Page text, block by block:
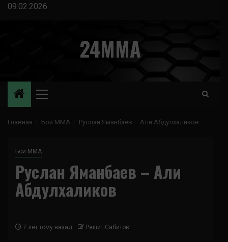
Перейти
09.02.2026
24MMA
Основное
Главная Бои ММА Руслан Яманбаев – Али Абдулхаликов
Бои ММА
Руслан Яманбаев – Али
Абдулхаликов
7 лет тому назад Решит Сабитов